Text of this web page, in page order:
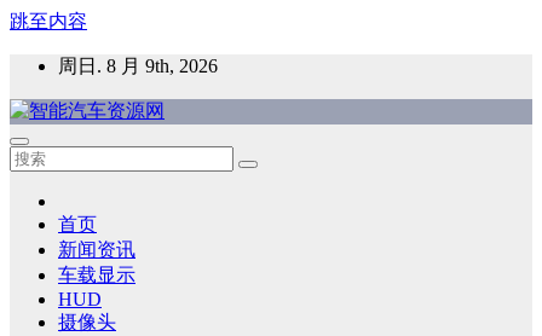
跳至内容
周日. 8 月 9th, 2026
智能汽车资源网
智能表面，智能内饰，新能源汽车，HMI，人车交互，智能车
首页
新闻资讯
车载显示
HUD
摄像头